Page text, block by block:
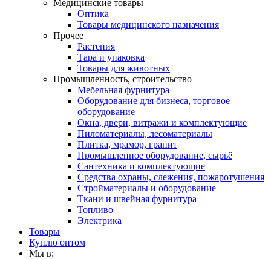
Медицинские товары
Оптика
Товары медицинского назначения
Прочее
Растения
Тара и упаковка
Товары для животных
Промышленность, строительство
Мебельная фурнитура
Оборудование для бизнеса, торговое
оборудование
Окна, двери, витражи и комплектующие
Пиломатериалы, лесоматериалы
Плитка, мрамор, гранит
Промышленное оборудование, сырьё
Сантехника и комплектующие
Средства охраны, слежения, пожаротушения
Стройматериалы и оборудование
Ткани и швейная фурнитура
Топливо
Электрика
Товары
Куплю оптом
Мы в: